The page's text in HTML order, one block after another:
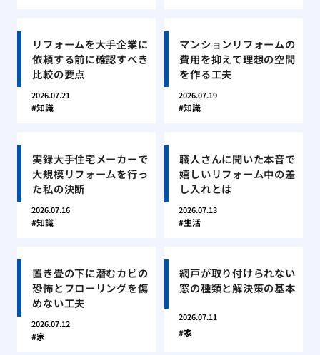
リフォームを大手企業に
依頼する前に確認すべき
比較の要点
2026.07.21
知識
マンションリフォームの
費用を抑えて理想の空間
を作る工夫
2026.07.19
知識
実録大手住宅メーカーで
大規模リフォームを行っ
た私の決断
2026.07.16
知識
職人さんに聞いた本音で
嬉しいリフォーム中の差
し入れとは
2026.07.13
生活
置き畳の下に潜むカビの
恐怖とフローリングを傷
めない工夫
2026.07.12
家
網戸が取り付けられない
窓の種類と解決策の基本
2026.07.11
家